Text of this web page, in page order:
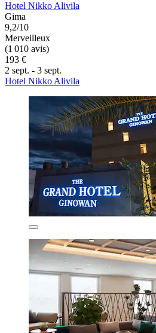
Hotel Nikko Alivila
Gima
9,2/10
Merveilleux
(1 010 avis)
193 €
2 sept. - 3 sept.
Hotel Nikko Alivila